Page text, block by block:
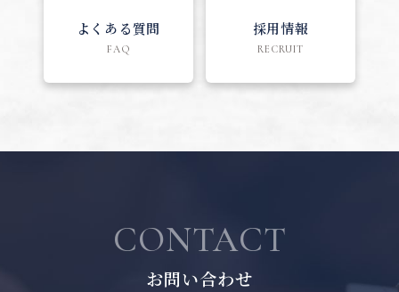
よくある質問
FAQ
採用情報
RECRUIT
CONTACT
お問い合わせ